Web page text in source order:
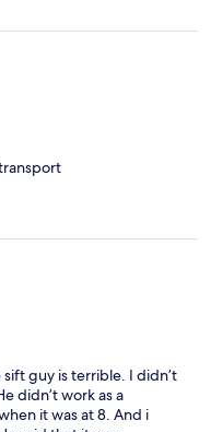
guy is terrible. I didn’t
didn’t work as a
it was at 8. And i